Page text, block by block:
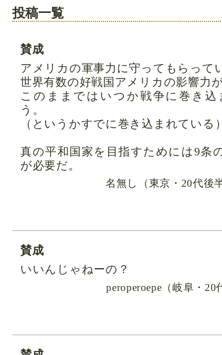
投稿一覧
賛成
アメリカの軍事力に守ってもらって
世界有数の好戦国アメリカの影響力
このままではいつか戦争に巻き
う。
（というかすでに巻き込まれている
真の平和国家を目指すためには9条
が必要だ。
名無し（東京・20代後
賛成
いいんじゃねーの？
peroperoepe（岐阜・